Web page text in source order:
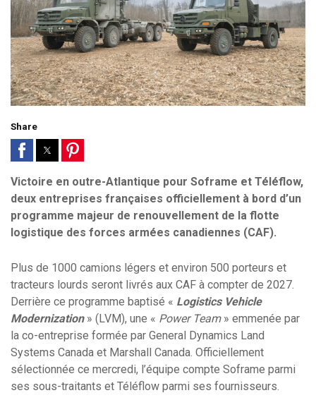
Share
Victoire en outre-Atlantique pour Soframe et Téléflow,
deux entreprises françaises officiellement à bord d’un
programme majeur de renouvellement de la flotte
logistique des forces armées canadiennes (CAF).
Plus de 1000 camions légers et environ 500 porteurs et
tracteurs lourds seront livrés aux CAF à compter de 2027.
Derrière ce programme baptisé « Logistics Vehicle
Modernization» (LVM), une « Power Team» emmenée par
la co-entreprise formée par General Dynamics Land
Systems Canada et Marshall Canada. Officiellement
sélectionnée ce mercredi, l’équipe compte Soframe parmi
ses sous-traitants et Téléflow parmi ses fournisseurs.